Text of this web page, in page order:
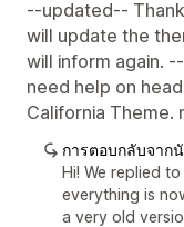
--updated--
will update the
will inform again.
need help on
California Theme.
การตอบกลับจาก
Hi! We replied
everything is
a very old